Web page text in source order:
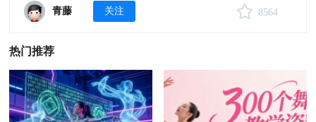
青藤 关注 8564
热门推荐